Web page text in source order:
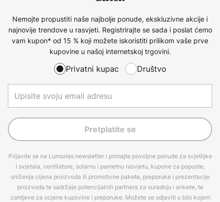
Nemojte propustiti naše najbolje ponude, ekskluzivne akcije i
najnovije trendove u rasvjeti. Registrirajte se sada i poslat ćemo
vam kupon* od 15 % koji možete iskoristiti prilikom vaše prve
kupovine u našoj internetskoj trgovini.
Privatni kupac Društvo
Pretplatite se
Prijavite se na Lumories newsletter i primajte povoljne ponude za svjetiljke
i svjetala, ventilatore, solarnu i pametnu rasvjetu, kupone za popuste,
sniženja cijena proizvoda ili promotivne pakete, preporuke i prezentacije
proizvoda te sadržaje potencijalnih partnera za suradnju i ankete, te
zahtjeve za ocjene kupovine i preporuke. Možete se odjaviti u bilo kojem